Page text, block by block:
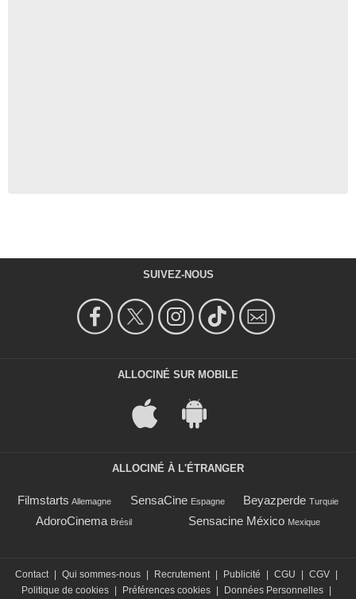
SUIVEZ-NOUS
ALLOCINÉ SUR MOBILE
ALLOCINÉ À L'ÉTRANGER
Filmstarts Allemagne SensaCine Espagne Beyazperde Turquie
AdoroCinema Brésil Sensacine México Mexique
Contact | Qui sommes-nous | Recrutement | Publicité | CGU | CGV |
Politique de cookies | Préférences cookies | Données Personnelles |